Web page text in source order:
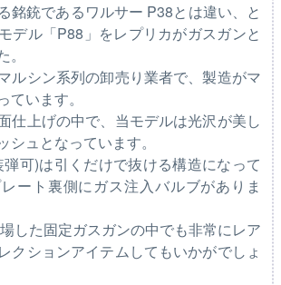
銘銃であるワルサー P38とは違い、と
デル「P88」をレプリカがガスガンと
ルシン系列の卸売り業者で、製造がマ
ています。
仕上げの中で、当モデルは光沢が美し
シュとなっています。
可)は引くだけで抜ける構造になって
ート裏側にガス注入バルブがありま
した固定ガスガンの中でも非常にレア
クションアイテムしてもいかがでしょ